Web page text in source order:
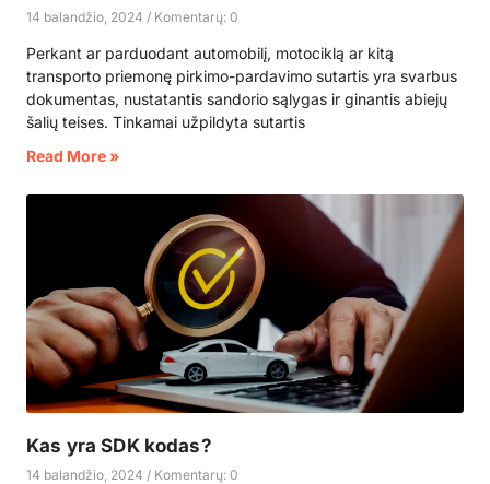
14 balandžio, 2024 Komentarų: 0
Perkant ar parduodant automobilį, motociklą ar kitą
transporto priemonę pirkimo-pardavimo sutartis yra svarbus
dokumentas, nustatantis sandorio sąlygas ir ginantis abiejų
šalių teises. Tinkamai užpildyta sutartis
Read More »
Kas yra SDK kodas?
14 balandžio, 2024 Komentarų: 0